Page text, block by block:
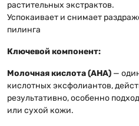
растительных экстрактов.
Успокаивает и снимает
пилинга
Ключевой компонент:
Молочная кислота (AHA) —
кислотных эксфолиантов,
результативно, особенно
или сухой кожи.